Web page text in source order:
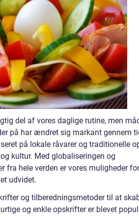
del af vores daglige rutine, men
på har ændret sig markant gennem
på lokale råvarer og traditionelle
kultur. Med globaliseringen og
fra hele verden er vores muligheder
udvidet.
og tilberedningsmetoder til at
og enkle opskrifter er blevet